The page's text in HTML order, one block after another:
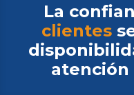
La
clientes
atención